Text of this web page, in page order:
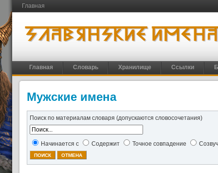
Главная
Главная Словарь Хранилище Ссылки
Мужские имена
Поиск по материалам словаря (допускаются словосочетания)
Начинается с Содержит Точное совпадение